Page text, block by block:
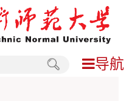
导航